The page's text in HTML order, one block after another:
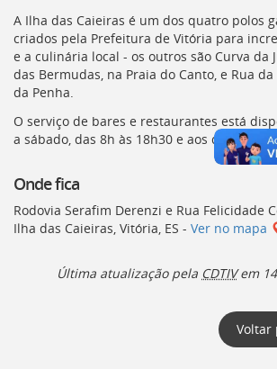
notícias
[]
Ir
para
o
desta
página
Ir
a
busca
Voltar
A Ilha das Caieiras é um dos quatro polos
criados pela Prefeitura de Vitória para
e a culinária local - os outros são Curva da
das Bermudas, na Praia do Canto, e Rua da
da Penha.
O serviço de bares e restaurantes está
a sábado, das 8h às 18h30 e aos domingos,
Onde fica
Rodovia Serafim Derenzi e Rua Felicidade
Ilha das Caieiras, Vitória, ES - Ver no mapa
Última atualização pela CDTIVem
Voltar